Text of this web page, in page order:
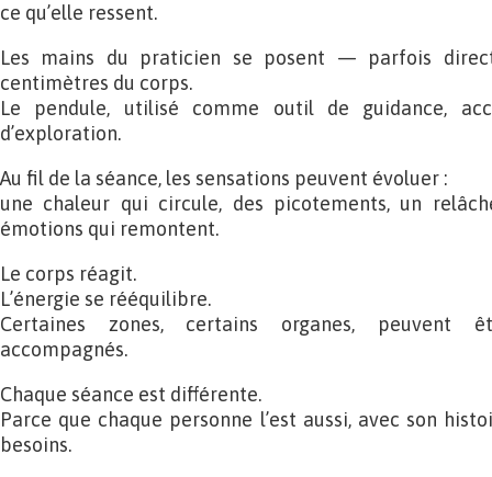
ce qu’elle ressent.
Les mains du praticien se posent — parfois
centimètres du corps.
Le pendule, utilisé comme outil de guidance,
d’exploration.
Au fil de la séance, les sensations peuvent évoluer :
une chaleur qui circule, des picotements, un
émotions qui remontent.
Le corps réagit.
L’énergie se rééquilibre.
Certaines zones, certains organes, peuvent
accompagnés.
Chaque séance est différente.
Parce que chaque personne l’est aussi, avec son
besoins.